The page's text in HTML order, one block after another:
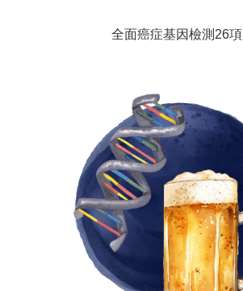
全面癌症基因檢測26項